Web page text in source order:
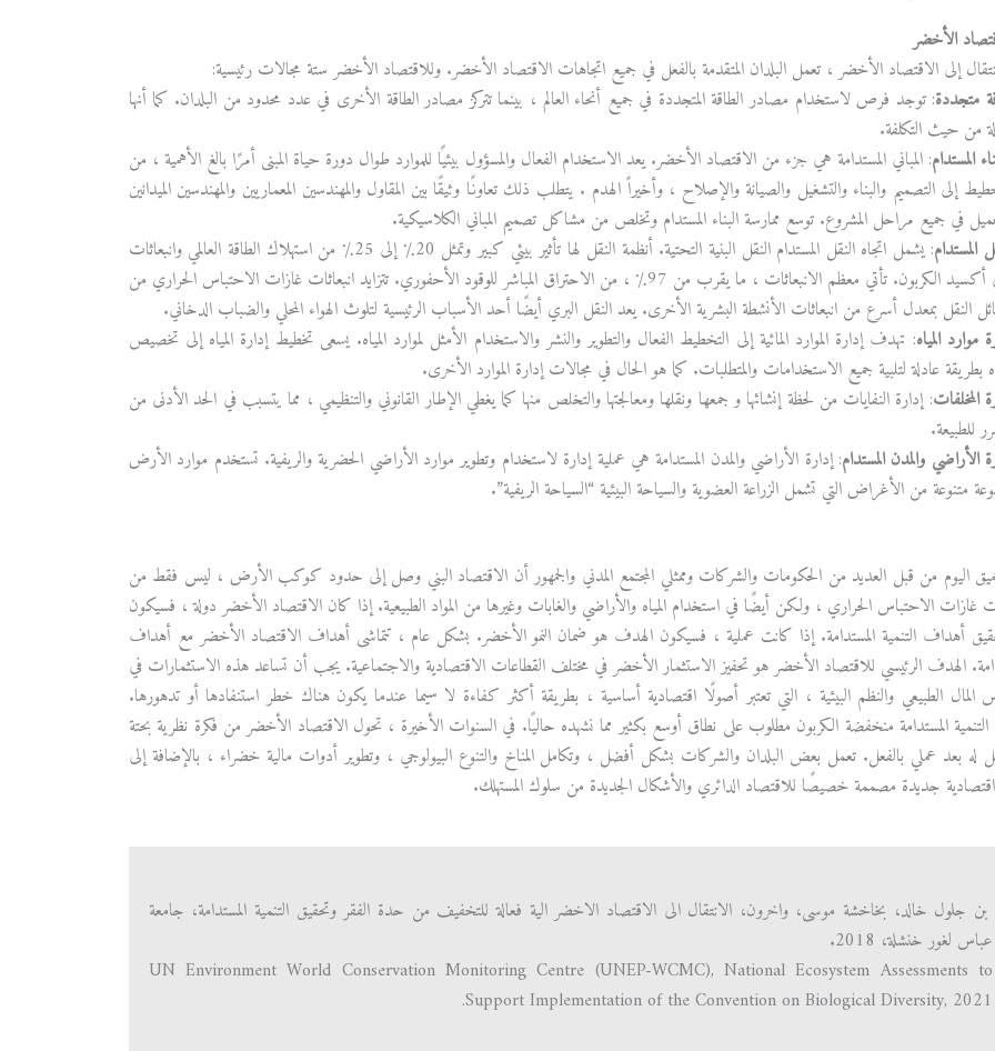
الأخضر
إلى الاقتصاد الأخضر ، تعمل البلدان المتقدمة بالفعل في جميع اتجاهات الاقتصاد الأخضر. وللاقتصاد الأخضر ستة مجالات رئيسية:
متجددة: توجد فرص لاستخدام مصادر الطاقة المتجددة في جميع أنحاء العالم ، بينما تتركز مصادر الطاقة الأخرى في عدد محدود من البلدان. كما أنها
من حيث التكلفة.
المستدام: المباني المستدامة هي جزء من الاقتصاد الأخضر. يعد الاستخدام الفعال والمسؤول بيئيًا للموارد طوال دورة حياة المبنى أمرًا بالغ الأهمية ، من
إلى التصميم والبناء والتشغيل والصيانة والإصلاح ، وأخيراً الهدم . يتطلب ذلك تعاونًا وثيقًا بين المقاول والمهندسين المعماريين والمهندسين الميدانين
في جميع مراحل المشروع. توسع ممارسة البناء المستدام وتخلص من مشاكل تصميم المباني الكلاسيكية.
المستدام
: يشمل اتجاه النقل المستدام النقل البنية التحتية. أنظمة النقل لها تأثير بيئي كبير وتمثل 20٪ إلى 25٪ من استهلاك الطاقة العالمي وانبعاثات
ثاني أكسيد الكربون. تأتي معظم الانبعاثات ، ما يقرب من 97٪ ، من الاحتراق المباشر للوقود الأحفوري. تتزايد انبعاثات غازات الاحتباس الحراري من
النقل بمعدل أسرع من انبعاثات الأنشطة البشرية الأخرى. يعد النقل البري أيضًا أحد الأسباب الرئيسية لتلوث الهواء المحلي والضباب الدخاني.
موارد المياه: تهدف إدارة الموارد المائية إلى التخطيط الفعال والتطوير والنشر والاستخدام الأمثل لموارد المياه. يسعى تخطيط إدارة المياه إلى تخصيص
بطريقة عادلة لتلبية جميع الاستخدامات والمتطلبات. كما هو الحال في مجالات إدارة الموارد الأخرى.
المخلفات: إدارة النفايات من لحظة إنشائها و جمعها ونقلها ومعالجتها والتخلص منها كما يغطي الإطار القانوني والتنظيمي ، مما يتسبب في الحد الأدنى من
للطبيعة.
الأراضي والمدن المستدام: إدارة الأراضي والمدن المستدامة هي عملية إدارة لاستخدام وتطوير موارد الأراضي الحضرية والريفية. تستخدم موارد الأرض
متنوعة من الأغراض التي تشمل الزراعة العضوية والسياحة البيئية “السياحة الريفية”.
اليوم من قبل العديد من الحكومات والشركات وممثلي المجتمع المدني والجمهور أن الاقتصاد البني وصل إلى حدود كوكب الأرض ، ليس فقط من
غازات الاحتباس الحراري ، ولكن أيضًا في استخدام المياه والأراضي والغابات وغيرها من المواد الطبيعية. إذا كان الاقتصاد الأخضر دولة ، فسيكون
أهداف التنمية المستدامة. إذا كانت عملية ، فسيكون الهدف هو ضمان النمو الأخضر. بشكل عام ، تتماشى أهداف الاقتصاد الأخضر مع أهداف
الهدف الرئيسي للاقتصاد الأخضر هو تحفيز الاستثمار الأخضر في مختلف القطاعات الاقتصادية والاجتماعية. يجب أن تساعد هذه الاستثمارات في
الطبيعي والنظم البيئية ، التي تعتبر أصولًا اقتصادية أساسية ، بطريقة أكثر كفاءة لا سيما عندما يكون هناك خطر استنفادها أو تدهورها.
التنمية المستدامة منخفضة الكربون مطلوب على نطاق أوسع بكثير مما نشهده حاليًا. في السنوات الأخيرة ، تحول الاقتصاد الأخضر من فكرة نظرية بحتة
له بعد عملي بالفعل. تعمل بعض البلدان والشركات بشكل أفضل ، وتكامل المناخ والتنوع البيولوجي ، وتطوير أدوات مالية خضراء ، بالإضافة إلى
جديدة مصممة خصيصًا للاقتصاد الدائري والأشكال الجديدة من سلوك المستهلك.
بن جلول خالد، بخاخشة موسى، واخرون، الانتقال الى الاقتصاد الاخضر الية فعالة للتخفيف من حدة الفقر وتحقيق التنمية المستدامة، جامعة
عباس لغور خنشلة، 2018.
UN Environment World Conservation Monitoring Centre (UNEP-WCMC), National Ecosystem Assessments to
Support Implementation of the Convention on Biological Diversity, 2021.